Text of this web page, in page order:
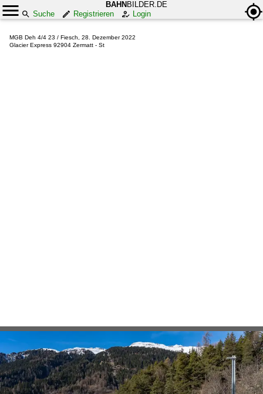
BAHN BILDER.DE
Suche
Registrieren Login
MGB Deh 4/4 23 / Fiesch, 28. Dezember 2022
Glacier Express 92904 Zermatt - St